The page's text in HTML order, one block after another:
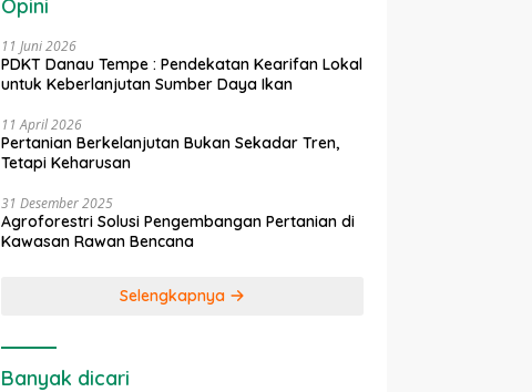
Opini
11 Juni 2026
PDKT Danau Tempe : Pendekatan Kearifan Lokal
untuk Keberlanjutan Sumber Daya Ikan
11 April 2026
Pertanian Berkelanjutan Bukan Sekadar Tren,
Tetapi Keharusan
31 Desember 2025
Agroforestri Solusi Pengembangan Pertanian di
Kawasan Rawan Bencana
Selengkapnya
Banyak dicari